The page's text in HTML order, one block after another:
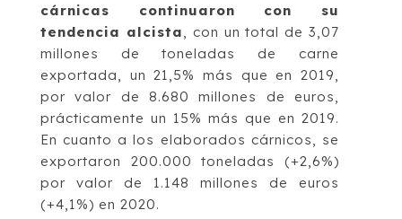
cárnicas continuaron con su
tendencia alcista , con un total de 3,07
millones de toneladas de carne
exportada, un 21,5% más que en 2019,
por valor de 8.680 millones de euros,
prácticamente un 15% más que en 2019.
En cuanto a los elaborados cárnicos, se
exportaron 200.000 toneladas (+2,6%)
por valor de 1.148 millones de euros
(+4,1%) en 2020.